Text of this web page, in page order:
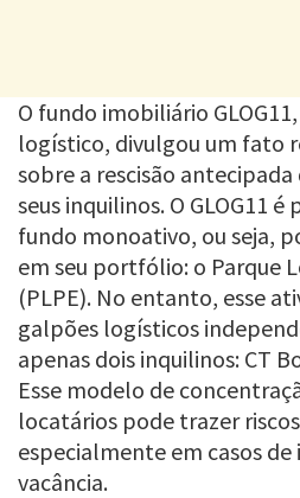
O fundo imobiliário
logístico, divulgou um fato
sobre a rescisão
seus inquilinos. O GLOG11
fundo monoativo, ou seja,
em seu portfólio: o Parque
(PLPE). No entanto, esse
galpões logísticos
apenas dois inquilinos: CT
Esse modelo de
locatários pode trazer
especialmente em casos
vacância.